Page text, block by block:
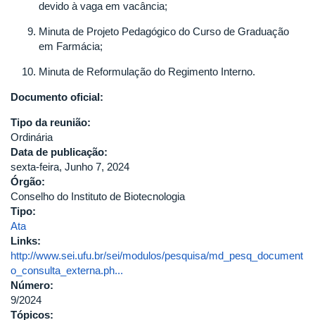
devido à vaga em vacância;
Minuta de Projeto Pedagógico do Curso de Graduação
em Farmácia;
Minuta de Reformulação do Regimento Interno.
Documento oficial:
Tipo da reunião:
Ordinária
Data de publicação:
sexta-feira, Junho 7, 2024
Órgão:
Conselho do Instituto de Biotecnologia
Tipo:
Ata
Links:
http://www.sei.ufu.br/sei/modulos/pesquisa/md_pesq_document
o_consulta_externa.ph...
Número:
9/2024
Tópicos: